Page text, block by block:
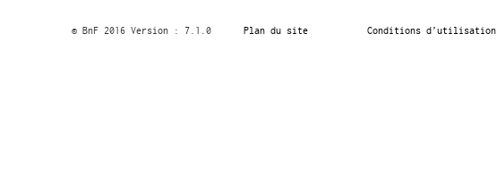
© BnF 2016 Version : 7.1.0 Plan du site Conditions d’utilisation